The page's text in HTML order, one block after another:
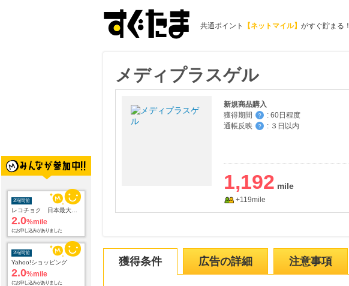
共通ポイント 【ネットマイル】 がすぐ貯まる！
2時間前
2.0%mile
にお申し込みがありました
2時間前
Yahoo!ショッピング
2.0%mile
にお申し込みがありました
メディプラスゲル
新規商品購入
獲得期間
？ : 60日程度
通帳反映
？ : ３日以内
1,192
+119mile
獲得条件 広告の詳細 注意事項